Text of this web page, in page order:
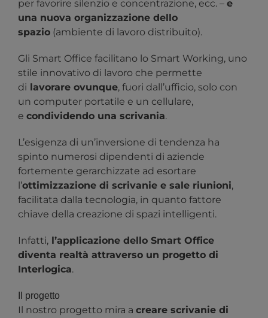
per favorire silenzio e concentrazione, ecc. – e
una nuova organizzazione dello
spazio (ambiente di lavoro distribuito).
Gli Smart Office facilitano lo Smart Working, uno
stile innovativo di lavoro che permette
di lavorare ovunque, fuori dall’ufficio, solo con
un computer portatile e un cellulare,
e condividendo una scrivania.
L’esigenza di un’inversione di tendenza ha
spinto numerosi dipendenti di aziende
fortemente gerarchizzate ad esortare
l’ottimizzazione di scrivanie e sale riunioni,
facilitata dalla tecnologia, in quanto fattore
chiave della creazione di spazi intelligenti.
Infatti, l’applicazione dello Smart Office
diventa realtà attraverso un progetto di
Interlogica.
Il progetto
Il nostro progetto mira a creare scrivanie di